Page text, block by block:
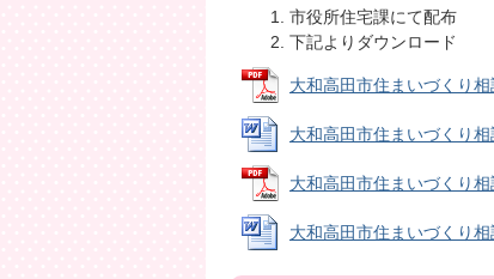
市役所住宅課にて配布
下記よりダウンロード
大和高田市住まいづくり
大和高田市住まいづくり
大和高田市住まいづくり
大和高田市住まいづくり